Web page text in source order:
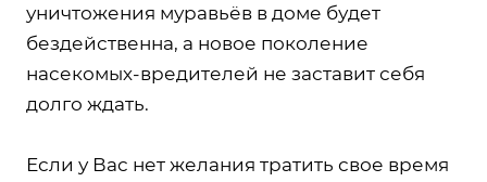
уничтожения муравьёв в доме будет
бездейственна, а новое поколение
насекомых-вредителей не заставит себя
долго ждать.
Если у Вас нет желания тратить свое время